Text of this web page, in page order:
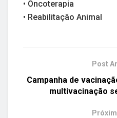
• Oncoterapia
• Reabilitação Animal
Post
Campanha de
multivacinação